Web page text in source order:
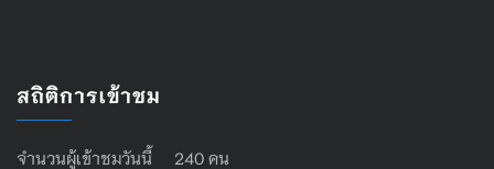
สถิติการเข้าชม
จำนวนผู้เข้าชมวันนี้ 240 คน